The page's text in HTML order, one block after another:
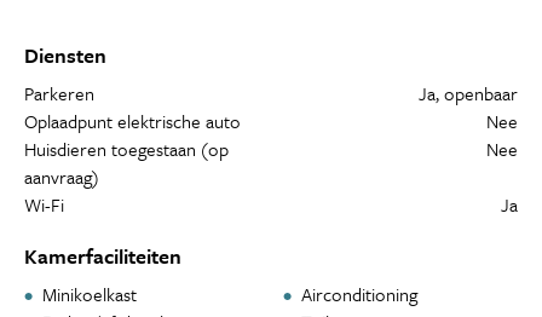
Diensten
Parkeren
Ja, openbaar
Oplaadpunt elektrische auto
Nee
Huisdieren toegestaan (op
aanvraag)
Nee
Wi-Fi Ja
Kamerfaciliteiten
Minikoelkast
Airconditioning